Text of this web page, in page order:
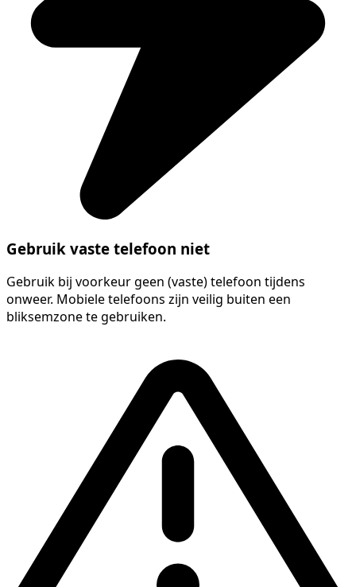
Gebruik vaste telefoon niet
Gebruik bij voorkeur geen (vaste) telefoon tijdens
onweer. Mobiele telefoons zijn veilig buiten een
bliksemzone te gebruiken.